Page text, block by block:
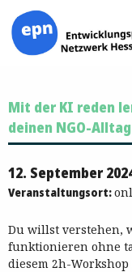
Inhalt
springen
Mit der KI reden
deinen NGO-Alltag
12. September
Veranstaltungsort:
Du willst verstehen,
funktionieren ohne
diesem 2h-